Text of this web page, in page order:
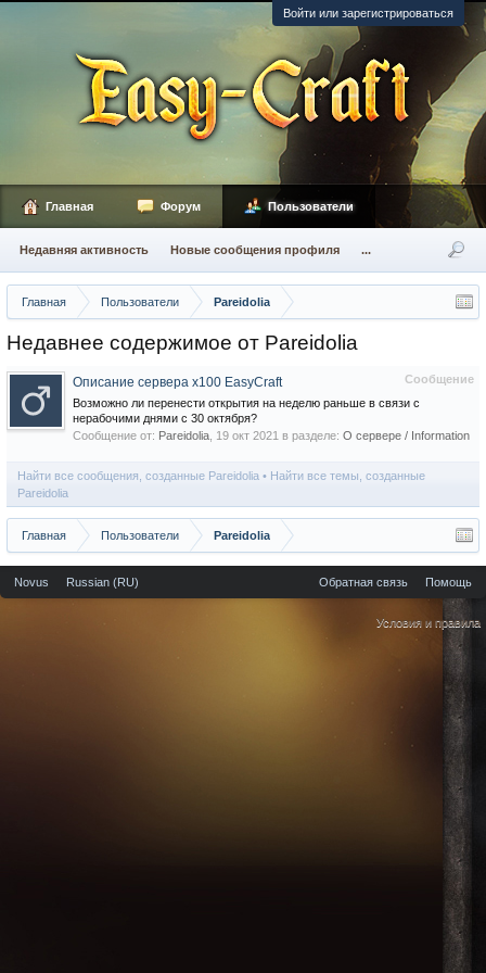
Войти или зарегистрироваться
Главная Пользователи Pareidolia
Недавнее содержимое от Pareidolia
Сообщение
Описание сервера х100 EasyCraft
Возможно ли перенести открытия на неделю раньше в связи с
нерабочими днями с 30 октября?
Сообщение от: Pareidolia 19 окт 2021 в разделе: О сервере / Information
Найти все сообщения, созданные Pareidolia
Найти все темы, созданные
Pareidolia
Главная Пользователи Pareidolia
Главная Форум Пользователи
Недавняя активность Новые сообщения профиля ...
Novus Russian (RU) Обратная связь Помощь
Условия и правила